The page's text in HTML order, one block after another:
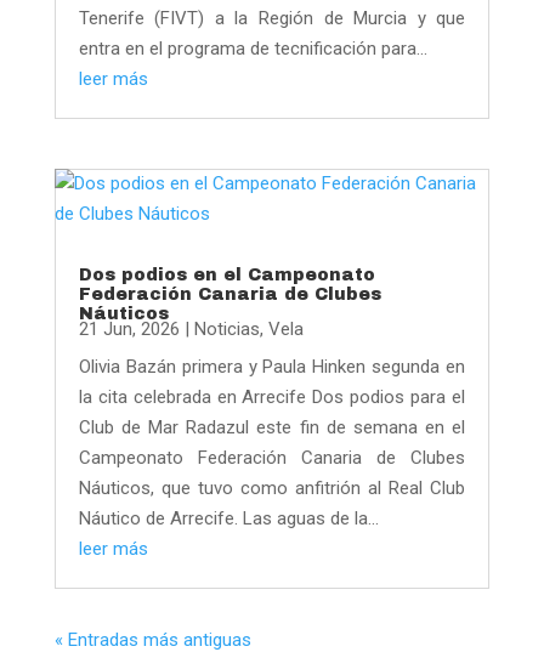
Tenerife (FIVT) a la Región de Murcia y que
entra en el programa de tecnificación para...
leer más
Dos podios en el Campeonato
Federación Canaria de Clubes
Náuticos
21 Jun, 2026 | Noticias, Vela
Olivia Bazán primera y Paula Hinken segunda en
la cita celebrada en Arrecife Dos podios para el
Club de Mar Radazul este fin de semana en el
Campeonato Federación Canaria de Clubes
Náuticos, que tuvo como anfitrión al Real Club
Náutico de Arrecife. Las aguas de la...
leer más
« Entradas más antiguas